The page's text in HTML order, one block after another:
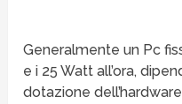
Generalmente un Pc
e i 25 Watt all’ora,
dotazione